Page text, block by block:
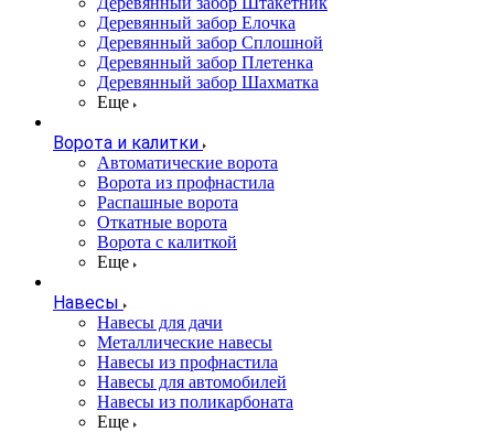
Деревянный забор Елочка
Деревянный забор Сплошной
Деревянный забор Плетенка
Деревянный забор Шахматка
Еще
Ворота и калитки
Автоматические ворота
Ворота из профнастила
Распашные ворота
Откатные ворота
Ворота с калиткой
Еще
Навесы
Навесы для дачи
Металлические навесы
Навесы из профнастила
Навесы для автомобилей
Навесы из поликарбоната
Еще